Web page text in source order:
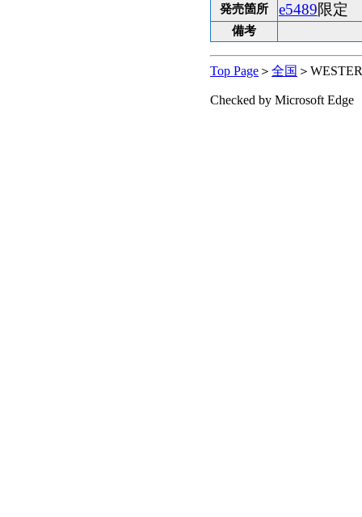
発売箇所 e5489限定
備考
Top Page ＞ 全国 ＞
Checked by Microsoft Edge